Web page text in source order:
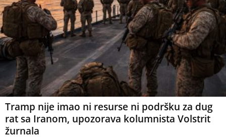
Tramp nije imao ni resurse ni podršku za dug
rat sa Iranom, upozorava kolumnista Volstrit
žurnala